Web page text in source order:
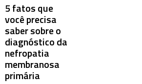
5 fatos que
você precisa
saber sobre o
diagnóstico da
nefropatia
membranosa
primária